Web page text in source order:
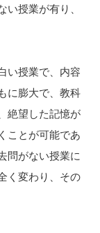
い授業が有り、
い授業で、内容
に膨大で、教科
絶望した記憶が
ことが可能であ
問がない授業に
く変わり、その